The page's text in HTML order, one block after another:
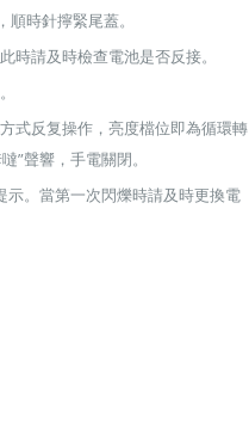
時針擰緊尾蓋。
請及時檢查電池是否反接。
式反复操作，亮度檔位即為循環轉
”聲響，手電關閉。
。 當第一次閃爍時請及時更換電